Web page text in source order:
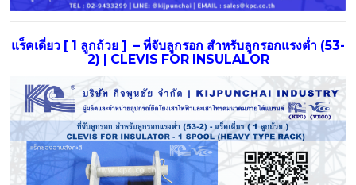
แร็คเดี่ยว [ 1 ลูกถ้วย ] – ที่จับลูกรอก สําหรับลูกรอกแรงตํ่า (53-
2) | CLEVIS FOR INSULALOR